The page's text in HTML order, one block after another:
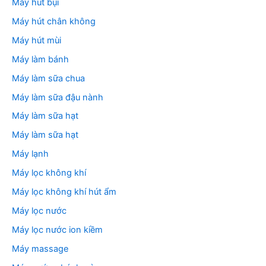
Máy hút bụi
Máy hút chân không
Máy hút mùi
Máy làm bánh
Máy làm sữa chua
Máy làm sữa đậu nành
Máy làm sữa hạt
Máy làm sữa hạt
Máy lạnh
Máy lọc không khí
Máy lọc không khí hút ẩm
Máy lọc nước
Máy lọc nước ion kiềm
Máy massage